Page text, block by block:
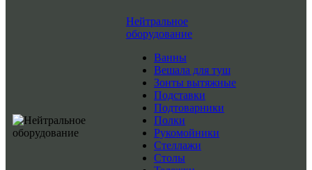
Нейтральное
оборудование
Ванны
Вешала для туш
Зонты вытяжные
Подставки
Подтоварники
Полки
Рукомойники
Стеллажи
Столы